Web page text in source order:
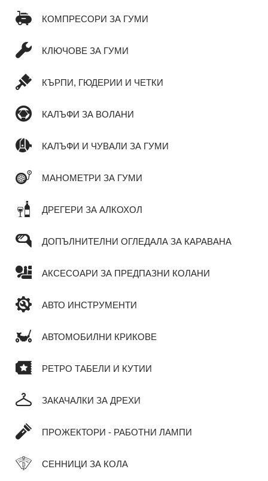
КОМПРЕСОРИ ЗА ГУМИ
КЛЮЧОВЕ ЗА ГУМИ
КЪРПИ, ГЮДЕРИИ И ЧЕТКИ
КАЛЪФИ ЗА ВОЛАНИ
КАЛЪФИ И ЧУВАЛИ ЗА ГУМИ
МАНОМЕТРИ ЗА ГУМИ
ДРЕГЕРИ ЗА АЛКОХОЛ
ДОПЪЛНИТЕЛНИ ОГЛЕДАЛА ЗА КАРАВАНА
АКСЕСОАРИ ЗА ПРЕДПАЗНИ КОЛАНИ
АВТО ИНСТРУМЕНТИ
АВТОМОБИЛНИ КРИКОВЕ
РЕТРО ТАБЕЛИ И КУТИИ
ЗАКАЧАЛКИ ЗА ДРЕХИ
ПРОЖЕКТОРИ - РАБОТНИ ЛАМПИ
СЕННИЦИ ЗА КОЛА